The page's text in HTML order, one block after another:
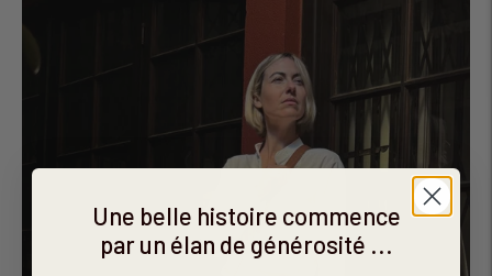
Une belle histoire commence
par un élan de générosité ...